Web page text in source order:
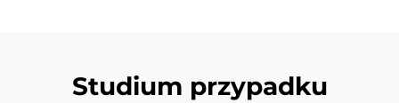
Studium przypadku